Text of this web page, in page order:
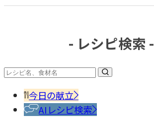
- レシピ検索 -
今日の献立
AIレシピ検索